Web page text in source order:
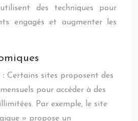
des techniques pour
engagés et augmenter les
: Certains sites proposent des
pour accéder à des
Par exemple, le site
» propose un